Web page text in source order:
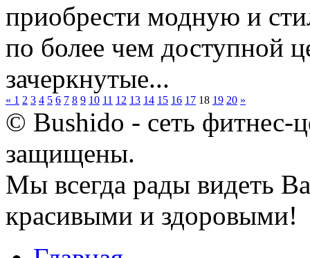
приобрести модную и
по более чем доступной
зачеркнутые...
« 1 2 3 4 5 6 7 8 9 10 11 12 13 14 15 16 17 18 19 20 »
© Bushido - сеть фитнес-
защищены.
Мы всегда рады видеть
красивыми и здоровыми!